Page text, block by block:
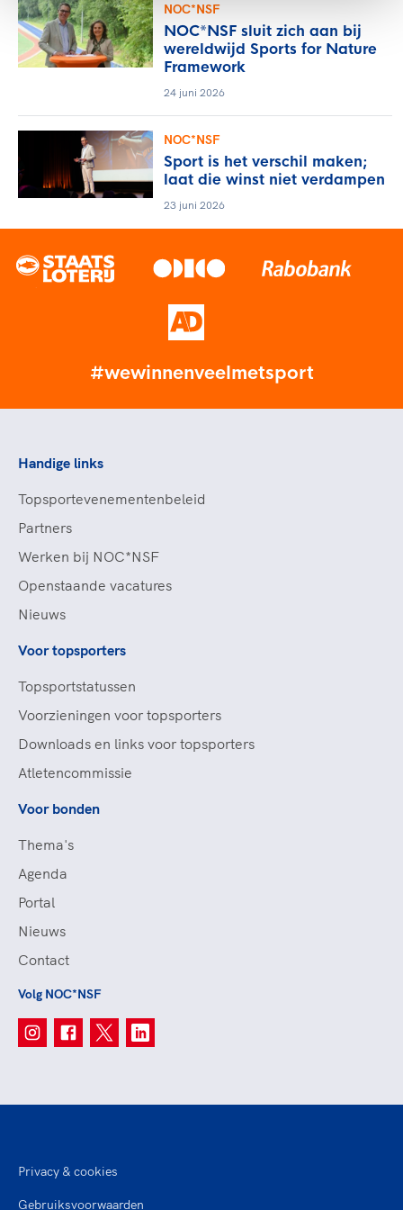
NOC*NSF
NOC*NSF sluit zich aan bij
wereldwijd Sports for Nature
Framework
24 juni 2026
NOC*NSF
Sport is het verschil maken;
laat die winst niet verdampen
23 juni 2026
#wewinnenveelmetsport
Handige links
Topsportevenementenbeleid
Partners
Werken bij NOC*NSF
Openstaande vacatures
Nieuws
Voor topsporters
Topsportstatussen
Voorzieningen voor topsporters
Downloads en links voor topsporters
Atletencommissie
Voor bonden
Thema's
Agenda
Portal
Nieuws
Contact
Volg NOC*NSF
Privacy & cookies
Gebruiksvoorwaarden